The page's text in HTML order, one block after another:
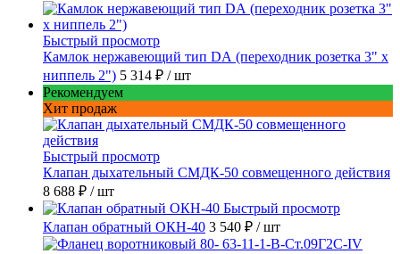
Быстрый просмотр
Камлок нержавеющий тип DА (переходник розетка 3" х
ниппель 2") 5 314 ₽ / шт
Рекомендуем
Хит продаж
Быстрый просмотр
Клапан дыхательный СМДК-50 совмещенного действия
8 688 ₽ / шт
Быстрый просмотр
Клапан обратный ОКН-40 3 540 ₽ / шт